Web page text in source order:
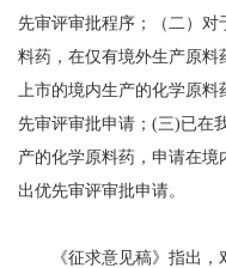
先审评审批程序；（二）对
料药，在仅有境外生产原料
上市的境内生产的化学原
先审评审批申请；(三)已在
产的化学原料药，申请在
出优先审评审批申请。
《征求意见稿》指出，